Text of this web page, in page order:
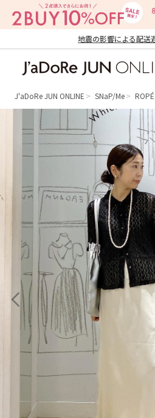
地震の影響による配送
ン オンライン）
J'aDoRe JUN ONLINE SNaP/Me